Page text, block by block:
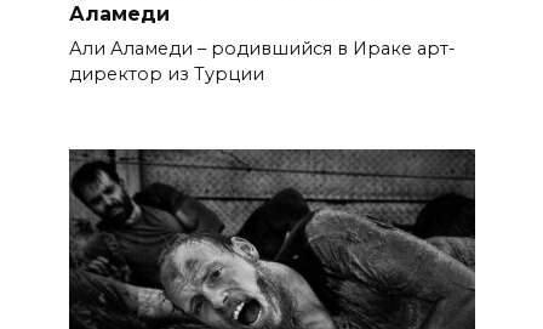
Аламеди
Али Аламеди – родившийся в Ираке арт-
директор из Турции